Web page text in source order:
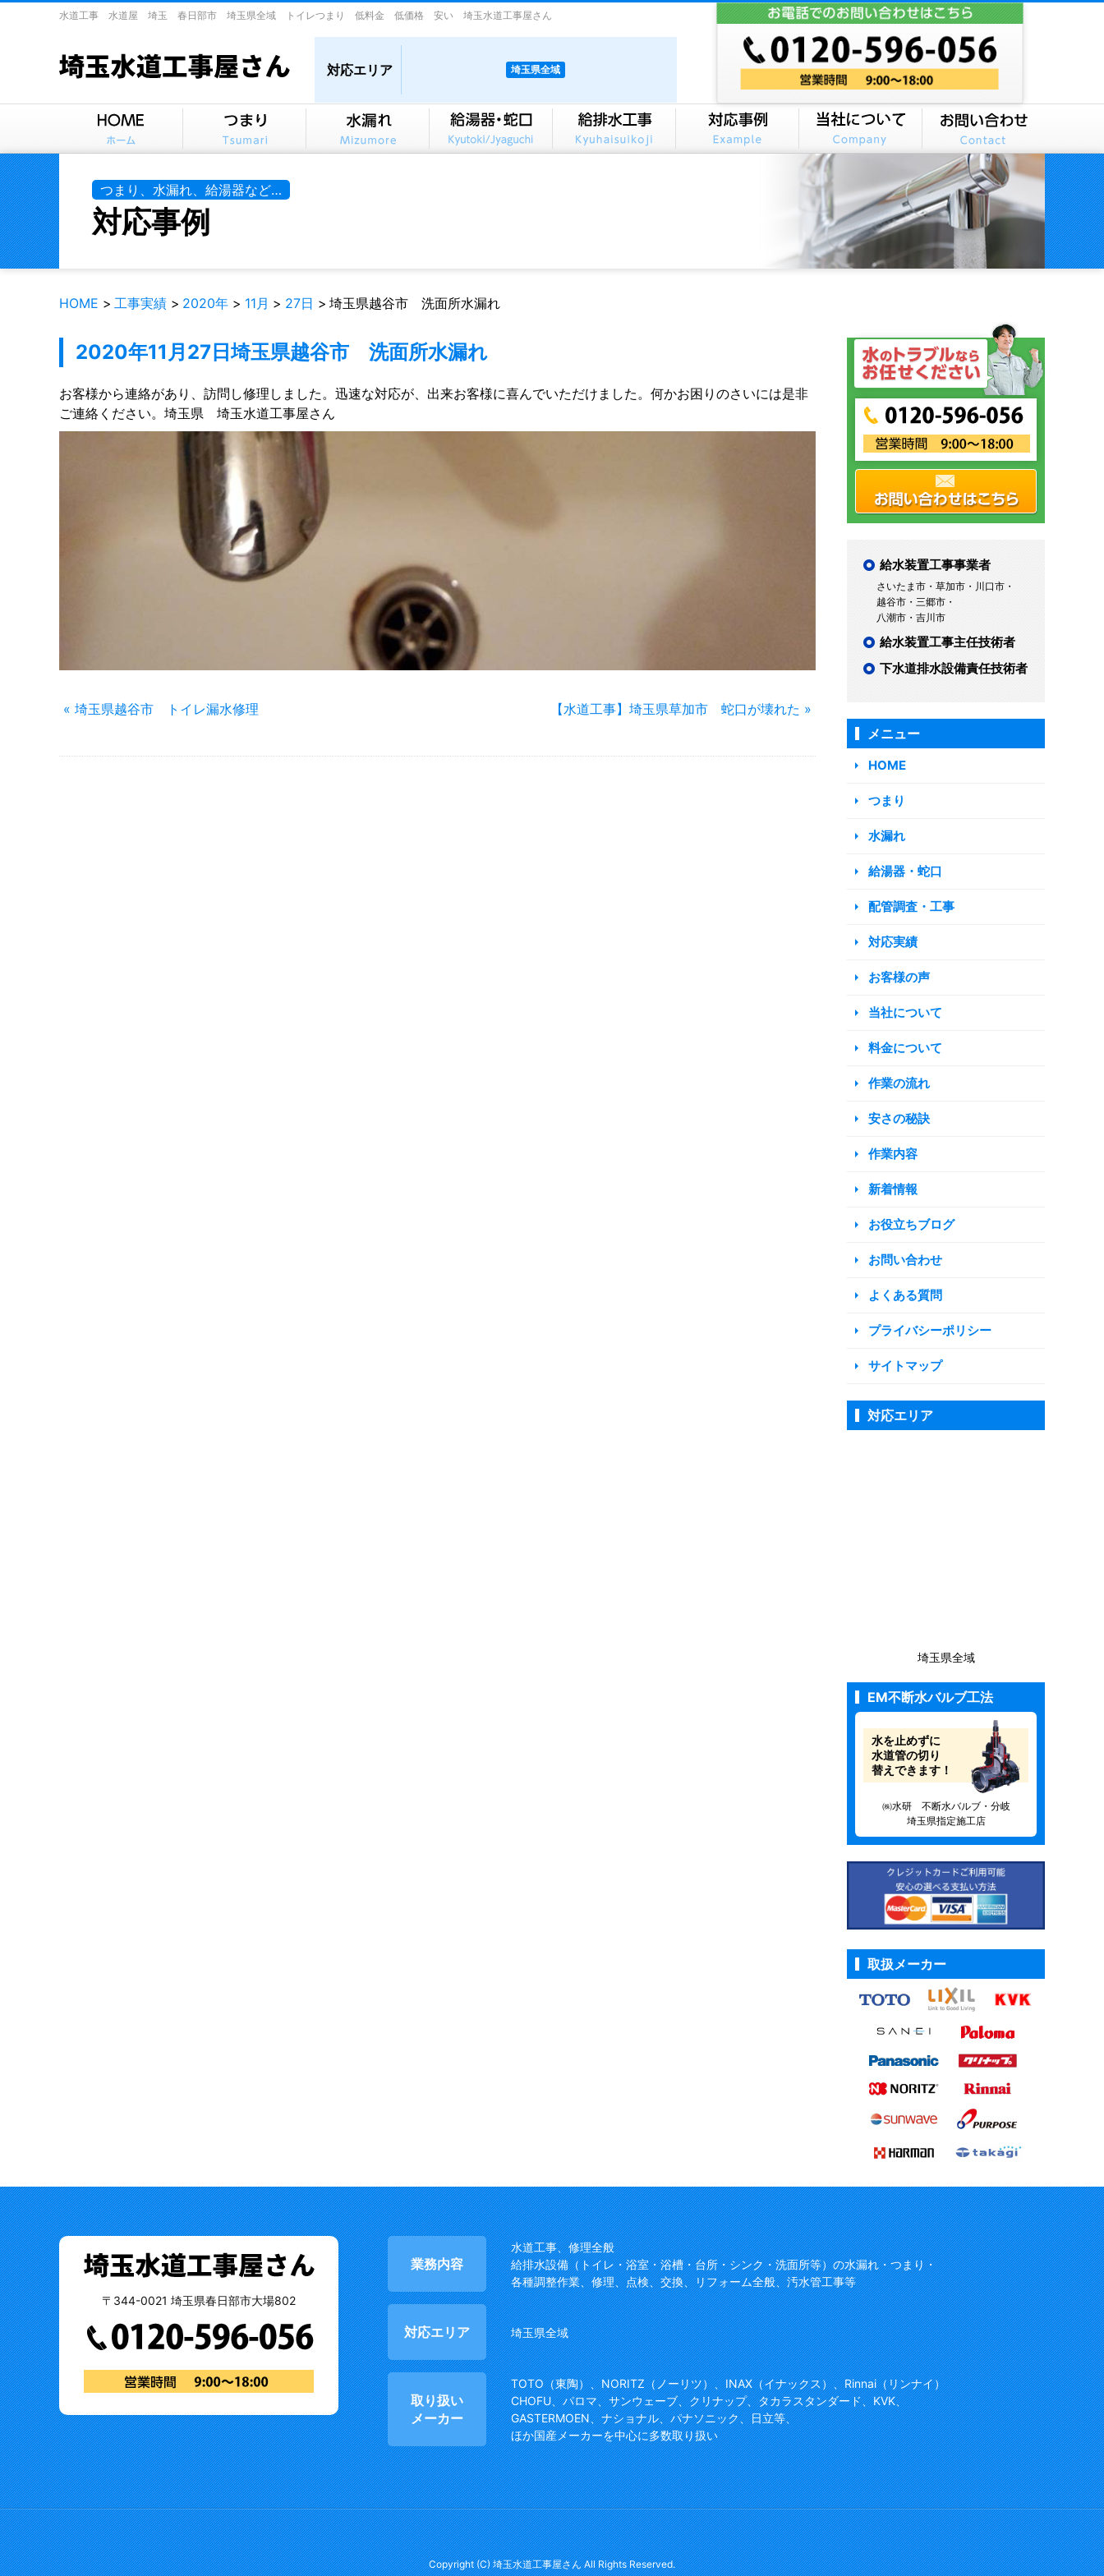
水道工事 水道屋 埼玉 春日部市 埼玉県全域 トイレつまり 低料金 低価格 安い 埼玉水道工事屋さん
対応エリア 埼玉県全域
つまり、水漏れ、給湯器など…
対応事例
HOME 工事実績 2020年 11月 27日 埼玉県越谷市 洗面所水漏れ
2020年11月27日埼玉県越谷市 洗面所水漏れ
お客様から連絡があり、訪問し修理しました。迅速な対応が、出来お客様に喜んでいただけました。何かお困りのさいには是非
ご連絡ください。埼玉県 埼玉水道工事屋さん
« 埼玉県越谷市 トイレ漏水修理 【水道工事】埼玉県草加市 蛇口が壊れた »
給水装置工事事業者
さいたま市・草加市・川口市・
越谷市・三郷市・
八潮市・吉川市
給水装置工事主任技術者
下水道排水設備責任技術者
メニュー
HOME
つまり
水漏れ
給湯器・蛇口
配管調査・工事
対応実績
お客様の声
当社について
料金について
作業の流れ
安さの秘訣
作業内容
新着情報
お役立ちブログ
お問い合わせ
よくある質問
プライバシーポリシー
サイトマップ
対応エリア
埼玉県全域
EM不断水バルブ工法
水を止めずに
水道管の切り
替えできます！
㈱水研 不断水バルブ・分岐
埼玉県指定施工店
取扱メーカー
〒344-0021 埼玉県春日部市大場802
業務内容
水道工事、修理全般
給排水設備（トイレ・浴室・浴槽・台所・シンク・洗面所等）の水漏れ・つまり・
各種調整作業、修理、点検、交換、リフォーム全般、汚水管工事等
対応エリア 埼玉県全域
取り扱い
メーカー
TOTO（東陶）、NORITZ（ノーリツ）、INAX（イナックス）、Rinnai（リンナイ）
CHOFU、パロマ、サンウェーブ、クリナップ、タカラスタンダード、KVK、
GASTERMOEN、ナショナル、パナソニック、日立等、
ほか国産メーカーを中心に多数取り扱い
Copyright (C) 埼玉水道工事屋さん All Rights Reserved.